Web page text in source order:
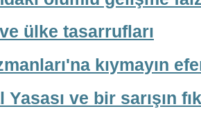
ülke tasarrufları
kıymayın
ve bir sarışın